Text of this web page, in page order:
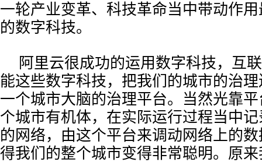
一轮产业变革、科技革命当中带动作
的数字科技。
阿里云很成功的运用数字科技，互
能这些数字科技，把我们的城市的治
一个城市大脑的治理平台。当然光靠
个城市有机体，在实际运行过程当中
的网络，由这个平台来调动网络上的
得我们的整个城市变得非常聪明。原